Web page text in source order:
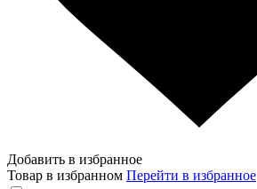
Добавить в избранное
Товар в избранном Перейти в избранное